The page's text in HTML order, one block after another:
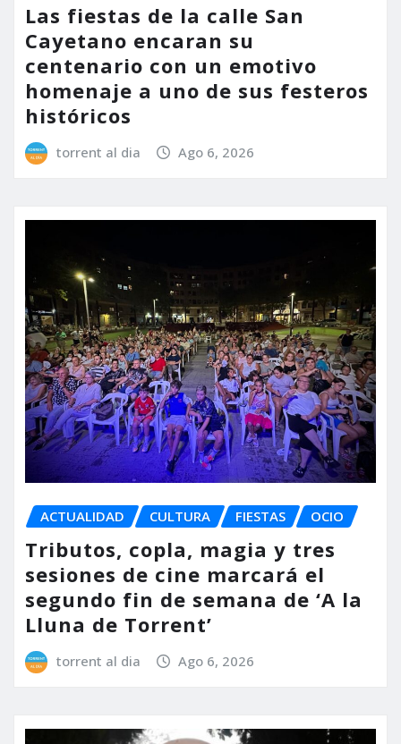
Las fiestas de la calle San
Cayetano encaran su
centenario con un emotivo
homenaje a uno de sus festeros
históricos
torrent al dia Ago 6, 2026
ACTUALIDAD CULTURA FIESTAS OCIO
Tributos, copla, magia y tres
sesiones de cine marcará el
segundo fin de semana de ‘A la
Lluna de Torrent’
torrent al dia Ago 6, 2026